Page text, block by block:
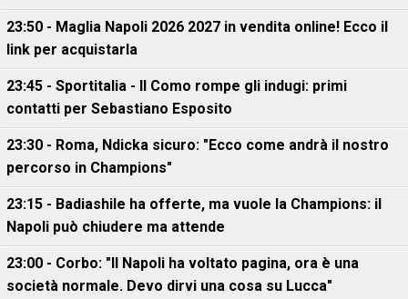
23:50 - Maglia Napoli 2026 2027 in vendita online! Ecco il
link per acquistarla
23:45 - Sportitalia - Il Como rompe gli indugi: primi
contatti per Sebastiano Esposito
23:30 - Roma, Ndicka sicuro: "Ecco come andrà il nostro
percorso in Champions"
23:15 - Badiashile ha offerte, ma vuole la Champions: il
Napoli può chiudere ma attende
23:00 - Corbo: "Il Napoli ha voltato pagina, ora è una
società normale. Devo dirvi una cosa su Lucca"